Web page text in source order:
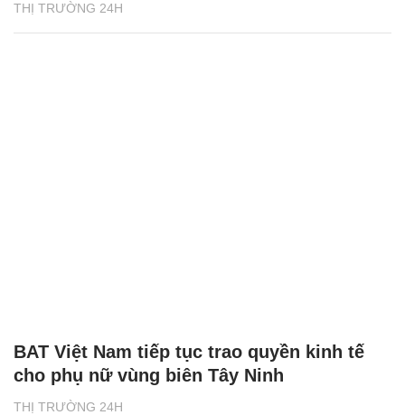
THỊ TRƯỜNG 24H
THỊ TRƯỜNG 24H
BAT Việt Nam tiếp tục trao quyền kinh tế
cho phụ nữ vùng biên Tây Ninh